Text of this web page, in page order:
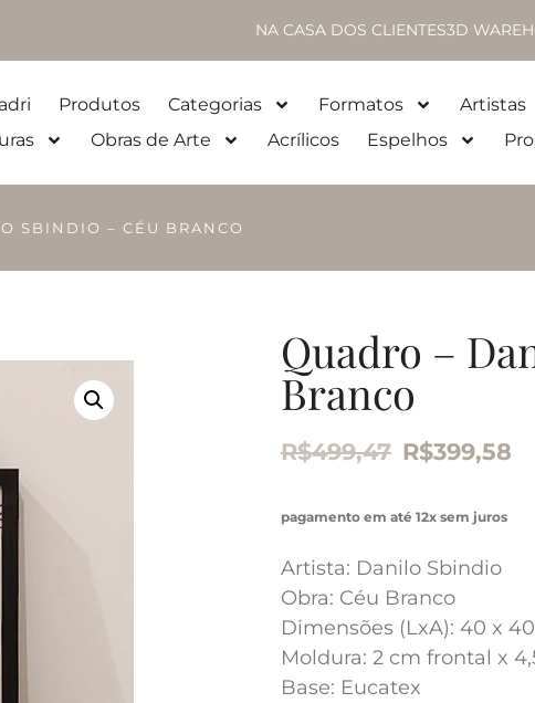
NA CASA DOS CLIENTES3D
Produtos Categorias Formatos Artistas
Obras de Arte Acrílicos Espelhos
SBINDIO – CÉU BRANCO
Quadro –
Branco
R$499,47 R$399,58
pagamento em até 12x sem juros
Artista: Danilo Sbindio
Obra: Céu Branco
Dimensões (LxA): 40 x
Moldura: 2 cm frontal x
Base: Eucatex